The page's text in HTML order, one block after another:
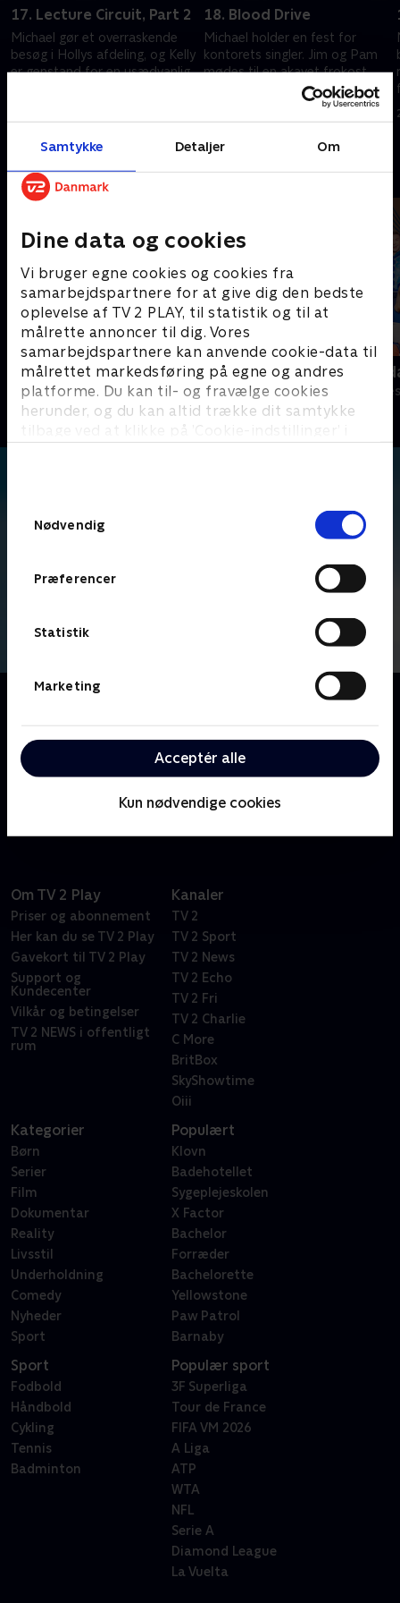
Samtykke Detaljer Om
Dine data og cookies
Vi bruger egne cookies og cookies fra
samarbejdspartnere for at give dig den bedste
oplevelse af TV 2 PLAY, til statistik og til at
målrette annoncer til dig. Vores
samarbejdspartnere kan anvende cookie-data til
målrettet markedsføring på egne og andres
platforme. Du kan til- og fravælge cookies
herunder, og du kan altid trække dit samtykke
tilbage ved at klikke på ’Cookie-indstillinger’ i
Nødvendig
Præferencer
Statistik
Marketing
Acceptér alle
Kun nødvendige cookies
17. Lecture Circuit, Part 2
Michael gør et overraskende
besøg i Hollys afdeling, og Kelly
er genstand for en usædvanlig
18. Blood Drive
Michael holder en fest for
kontorets singler. Jim og Pam
mødes til en akavet frokost.
20. september 2022 • 20 min
Andre så også
Anstalten
Komedie • 1 sæsoner
Robssons
Komedie • 1
Om The Office
medarbejderne på Dunder Mifflins kontorartikel-
virksomhed, der er baseret i Scranton, hvor fejder og
dokumentarhold.
Om TV 2 Play
Priser og abonnement
Her kan du se TV 2 Play
Gavekort til TV 2 Play
Support og
Kundecenter
Vilkår og betingelser
TV 2 NEWS i offentligt
rum
Kanaler
TV 2
TV 2 Sport
TV 2 News
TV 2 Echo
TV 2 Fri
TV 2 Charlie
C More
BritBox
SkyShowtime
Oiii
Kategorier
Børn
Serier
Film
Dokumentar
Reality
Livsstil
Underholdning
Comedy
Nyheder
Sport
Populært
Klovn
Badehotellet
Sygeplejeskolen
X Factor
Bachelor
Forræder
Bachelorette
Yellowstone
Paw Patrol
Barnaby
Sport
Fodbold
Håndbold
Cykling
Tennis
Badminton
Populær sport
3F Superliga
Tour de France
FIFA VM 2026
A Liga
ATP
WTA
NFL
Serie A
Diamond League
La Vuelta